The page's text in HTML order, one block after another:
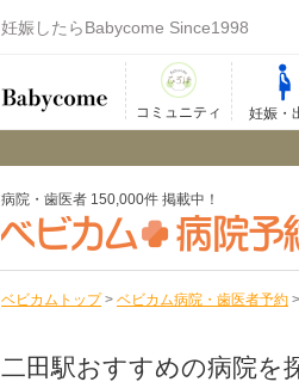
妊娠したらBabycome Since1998
コミュニティ 妊娠・
病院・歯医者 150,000件 掲載中！
ベビカムトップ > ベビカム病院・歯医者予約 >
二田駅おすすめの病院を